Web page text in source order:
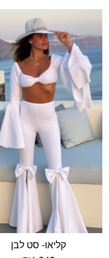
Add
קליאו- סט לבן